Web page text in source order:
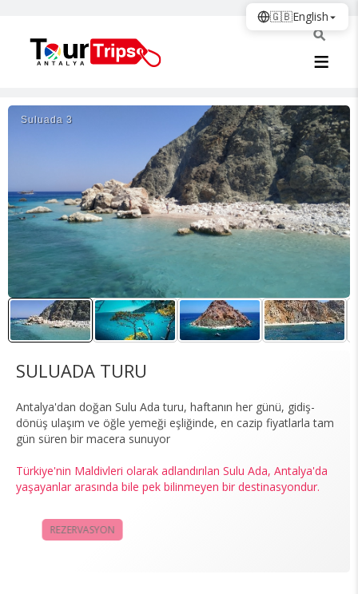
Suluada 3
SULUADA TURU
Antalya'dan doğan Sulu Ada turu, haftanın her günü, gidiş-
dönüş ulaşım ve öğle yemeği eşliğinde, en cazip fiyatlarla tam
gün süren bir macera sunuyor
Türkiye'nin Maldivleri olarak adlandırılan Sulu Ada, Antalya'da
yaşayanlar arasında bile pek bilinmeyen bir destinasyondur.
REZERVASYON
🇬🇧English